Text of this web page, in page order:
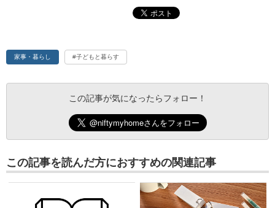
家事・暮らし #子どもと暮らす
この記事が気になったらフォロー！
この記事を読んだ方におすすめの関連記事